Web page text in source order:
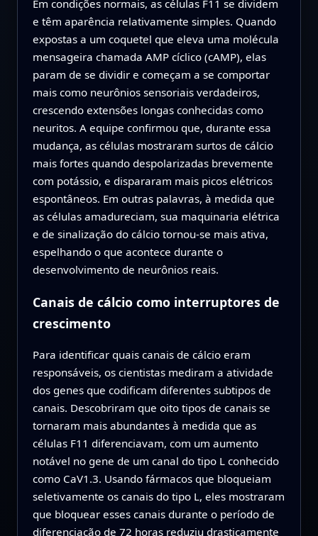
Em condições normais, as células F11 se dividem
e têm aparência relativamente simples. Quando
expostas a um coquetel que eleva uma molécula
mensageira chamada AMP cíclico (cAMP), elas
param de se dividir e começam a se comportar
mais como neurônios sensoriais verdadeiros,
crescendo extensões longas conhecidas como
neuritos. A equipe confirmou que, durante essa
mudança, as células mostraram surtos de cálcio
mais fortes quando despolarizadas brevemente
com potássio, e dispararam mais picos elétricos
espontâneos. Em outras palavras, à medida que
as células amadureciam, sua maquinaria elétrica
e de sinalização do cálcio tornou-se mais ativa,
espelhando o que acontece durante o
desenvolvimento de neurônios reais.
Canais de cálcio como interruptores de
crescimento
Para identificar quais canais de cálcio eram
responsáveis, os cientistas mediram a atividade
dos genes que codificam diferentes subtipos de
canais. Descobriram que oito tipos de canais se
tornaram mais abundantes à medida que as
células F11 diferenciavam, com um aumento
notável no gene de um canal do tipo L conhecido
como CaV1.3. Usando fármacos que bloqueiam
seletivamente os canais do tipo L, eles mostraram
que bloquear esses canais durante o período de
diferenciação de 72 horas reduziu drasticamente